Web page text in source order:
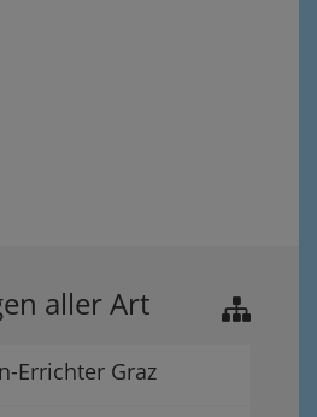
aller Art
Errichter Graz